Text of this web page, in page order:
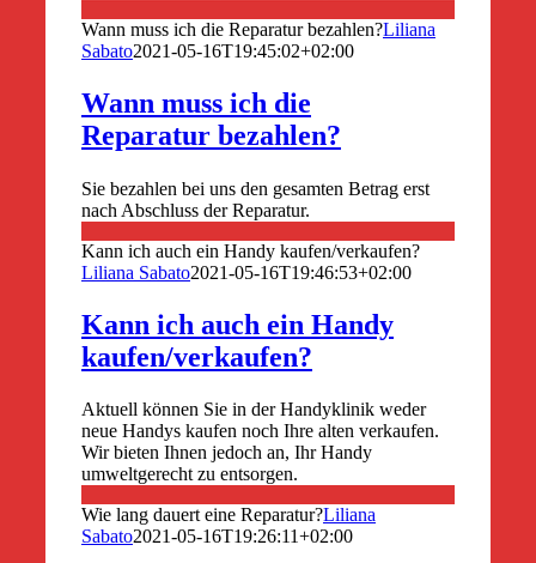
Wann muss ich die Reparatur bezahlen?Liliana
Sabato2021-05-16T19:45:02+02:00
Wann muss ich die
Reparatur bezahlen?
Sie bezahlen bei uns den gesamten Betrag erst
nach Abschluss der Reparatur.
Kann ich auch ein Handy kaufen/verkaufen?
Liliana Sabato2021-05-16T19:46:53+02:00
Kann ich auch ein Handy
kaufen/verkaufen?
Aktuell können Sie in der Handyklinik weder
neue Handys kaufen noch Ihre alten verkaufen.
Wir bieten Ihnen jedoch an, Ihr Handy
umweltgerecht zu entsorgen.
Wie lang dauert eine Reparatur?Liliana
Sabato2021-05-16T19:26:11+02:00